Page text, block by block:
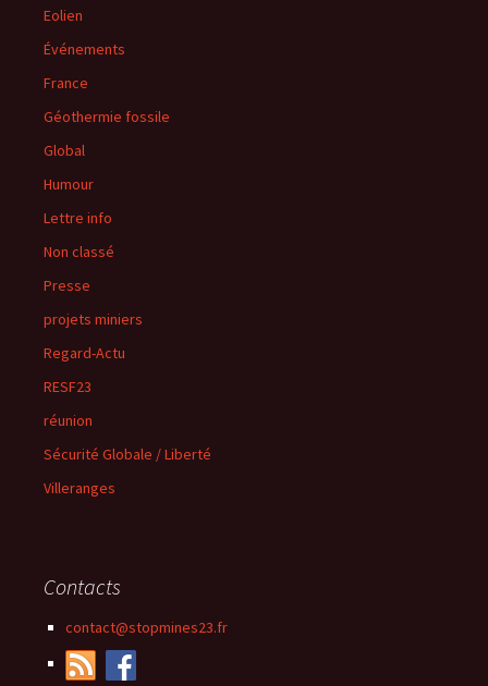
Eolien
Événements
France
Géothermie fossile
Global
Humour
Lettre info
Non classé
Presse
projets miniers
Regard-Actu
RESF23
réunion
Sécurité Globale / Liberté
Villeranges
Contacts
contact@stopmines23.fr